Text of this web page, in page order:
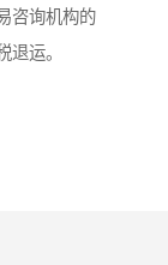
咨询机构的
运。